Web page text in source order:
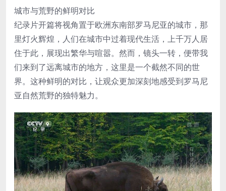
城市与荒野的鲜明对比
纪录片开篇将视角置于欧洲东南部罗马尼亚的城市，那
里灯火辉煌，人们在城市中过着现代生活，上千万人居
住于此，展现出繁华与喧嚣。然而，镜头一转，便带我
们来到了远离城市的地方，这里是一个截然不同的世
界。这种鲜明的对比，让观众更加深刻地感受到罗马尼
亚自然荒野的独特魅力。